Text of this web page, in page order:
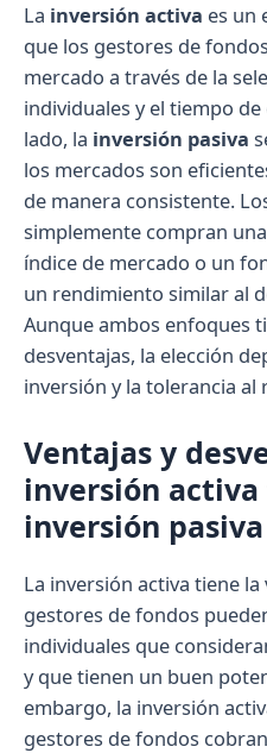
La inversión activa es un
que los gestores de
mercado a través de la
individuales y el tiempo
lado, la inversión pasiva
los mercados son
de manera consistente.
simplemente compran
índice de mercado o un
un rendimiento similar al
Aunque ambos enfoques
desventajas, la elección
inversión y la tolerancia al
Ventajas y
inversión
inversión pasiva
La inversión activa tiene
gestores de fondos
individuales que
y que tienen un buen
embargo, la inversión
gestores de fondos